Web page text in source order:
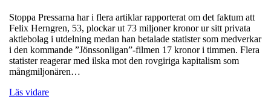
Stoppa Pressarna har i flera artiklar rapporterat om det faktum att
Felix Herngren, 53, plockar ut 73 miljoner kronor ur sitt privata
aktiebolag i utdelning medan han betalade statister som medverkar
i den kommande ”Jönssonligan”-filmen 17 kronor i timmen. Flera
statister reagerar med ilska mot den rovgiriga kapitalism som
mångmiljonären…
Läs vidare